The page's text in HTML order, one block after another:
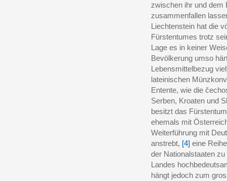
zwischen ihr und
zusammenfallen
Liechtenstein hat die
Fürstentumes trotz
Lage es in keiner
Bevölkerung umso
Lebensmittelbezug
lateinischen
Entente, wie die
Serben, Kroaten und
besitzt das
ehemals mit
Weiterführung mit
anstrebt, [4] eine
der Nationalstaaten
Landes
hängt jedoch zum